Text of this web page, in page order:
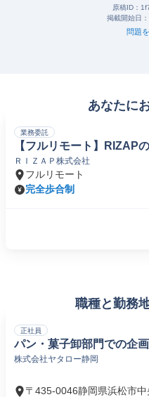
原稿ID：
掲載開始日：
問題
あなたに
業務委託
【フルリモート】RIZAP
ＲＩＺＡＰ株式会社
フルリモート
完全歩合制
職種と勤務
正社員
パン・菓子卸部門での企
株式会社ヤタロー静岡
〒435-0046静岡県浜松市